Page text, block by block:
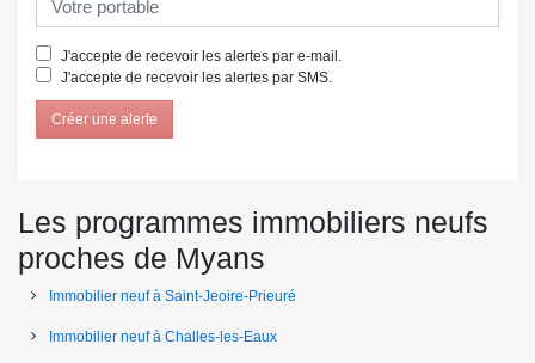
J'accepte de recevoir les alertes par e-mail.
J'accepte de recevoir les alertes par SMS.
Créer une alerte
Les programmes immobiliers neufs
proches de Myans
Immobilier neuf à Saint-Jeoire-Prieuré
Immobilier neuf à Challes-les-Eaux